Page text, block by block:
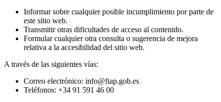
Informar sobre cualquier posible incumplimiento por parte de
este sitio web.
Transmitir otras dificultades de acceso al contenido.
Formular cualquier otra consulta o sugerencia de mejora
relativa a la accesibilidad del sitio web.
A través de las siguientes vías:
Correo electrónico: info@fiap.gob.es
Teléfonos: +34 91 591 46 00